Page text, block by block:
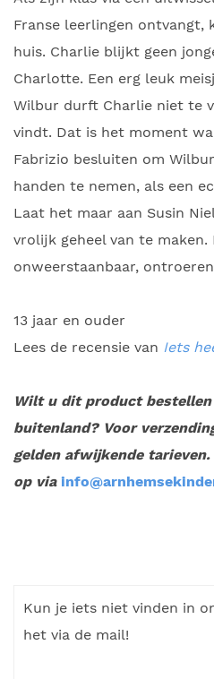
Franse leerlingen ontvangt,
huis. Charlie blijkt geen
Charlotte. Een erg leuk
Wilbur durft Charlie niet te
vindt. Dat is het moment
Fabrizio besluiten om
handen te nemen, als een
Laat het maar aan Susin
vrolijk geheel van te maken.
onweerstaanbaar,
13 jaar en ouder
Lees de recensie van Iets
Wilt u dit product
buitenland? Voor
gelden afwijkende
op via
Kun je iets niet vinden in
het via de mail!